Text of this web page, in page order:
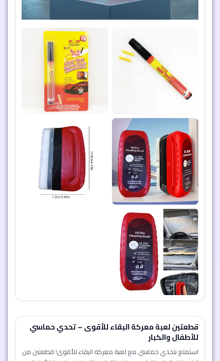
قطعتين لعبة معركة البقاء للأقوى – تحدي حماسي
للأطفال والكبار
استمتع بتحدي حماسي مع لعبة معركة البقاء للأقوى! قطعتين من
البلاستيك المتين لتطوير مهارات التركيز والتخطيط. مناسبة للأطفال
من سن 6 سنوات والعائلة والأصدقاء.